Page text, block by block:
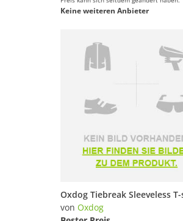
Keine weiteren Anbieter
von Oxdog